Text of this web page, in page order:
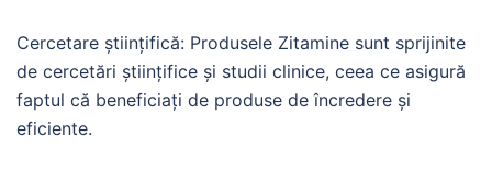
Cercetare științifică: Produsele Zitamine sunt sprijinite
de cercetări științifice și studii clinice, ceea ce asigură
faptul că beneficiați de produse de încredere și
eficiente.